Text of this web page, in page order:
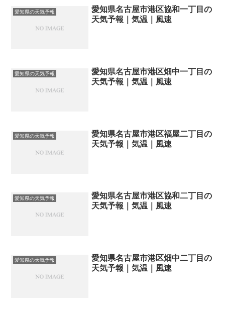
愛知県の天気予報
愛知県名古屋市港区協和一丁目の
天気予報｜気温｜風速
愛知県の天気予報
愛知県名古屋市港区畑中一丁目の
天気予報｜気温｜風速
愛知県の天気予報
愛知県名古屋市港区福屋二丁目の
天気予報｜気温｜風速
愛知県の天気予報
愛知県名古屋市港区協和二丁目の
天気予報｜気温｜風速
愛知県の天気予報
愛知県名古屋市港区畑中二丁目の
天気予報｜気温｜風速